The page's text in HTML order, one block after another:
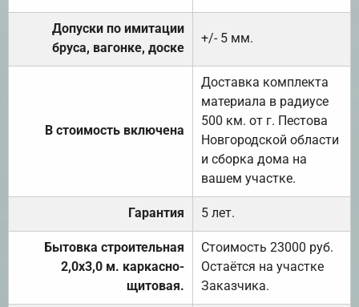
Допуски по имитации
бруса, вагонке, доске
+/- 5 мм.
В стоимость включена
Доставка комплекта
материала в радиусе
500 км. от г. Пестова
Новгородской области
и сборка дома на
вашем участке.
Гарантия 5 лет.
Бытовка строительная
2,0х3,0 м. каркасно-
щитовая.
Стоимость 23000 руб.
Остаётся на участке
Заказчика.